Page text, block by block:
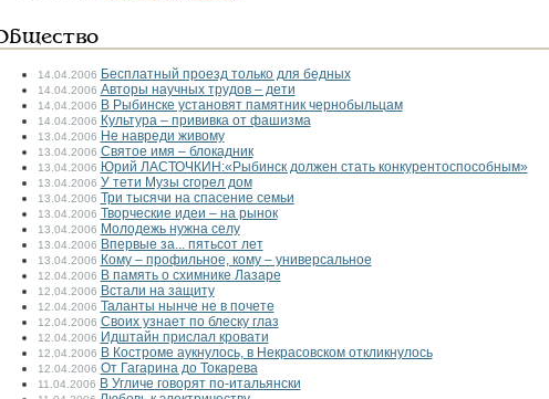
14.04.2006 Бесплатный проезд только для бедных
14.04.2006 Авторы научных трудов – дети
14.04.2006 В Рыбинске установят памятник чернобыльцам
14.04.2006 Культура – прививка от фашизма
13.04.2006 Не навреди живому
13.04.2006 Святое имя – блокадник
13.04.2006 Юрий ЛАСТОЧКИН:«Рыбинск должен стать конкурентоспособным»
13.04.2006 У тети Музы сгорел дом
13.04.2006 Три тысячи на спасение семьи
13.04.2006 Творческие идеи – на рынок
13.04.2006 Молодежь нужна селу
13.04.2006 Впервые за... пятьсот лет
13.04.2006 Кому – профильное, кому – универсальное
12.04.2006 В память о схимнике Лазаре
12.04.2006 Встали на защиту
12.04.2006 Таланты нынче не в почете
12.04.2006 Своих узнает по блеску глаз
12.04.2006 Идштайн прислал кровати
12.04.2006 В Костроме аукнулось, в Некрасовском откликнулось
12.04.2006 От Гагарина до Токарева
11.04.2006 В Угличе говорят по-итальянски